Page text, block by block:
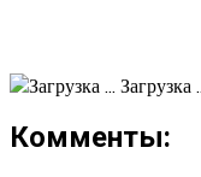
Загрузка ...
Комменты: